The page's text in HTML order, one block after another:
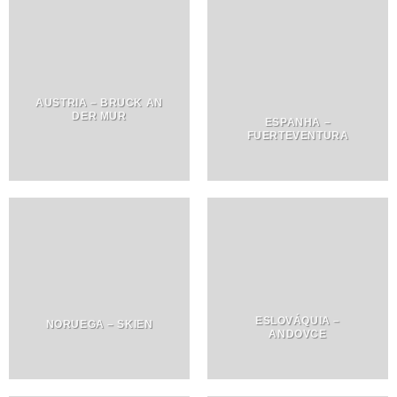
AUSTRIA – BRUCK AN
DER MUR
ESPANHA –
FUERTEVENTURA
NORUEGA – SKIEN
ESLOVÁQUIA –
ANDOVCE